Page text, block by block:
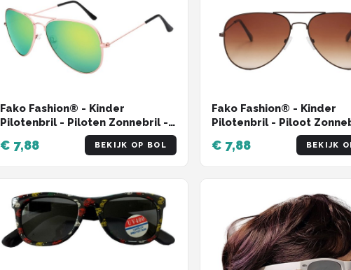
Fako Fashion® - Kinder
Pilotenbril - Piloten Zonnebril -
Jongens Zonnebril - Meisjes
Zonnebril - Rosé Goud - Groen
€ 7,88 BEKIJK OP BOL
Fako Fashion® - Kinder
Pilotenbril - Piloot
Jongens Zonnebril -
Zonnebril - Lichtbruin
€ 7,88 BEKIJK